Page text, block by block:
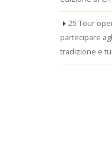
25 Tour
partecipare
tradizione e